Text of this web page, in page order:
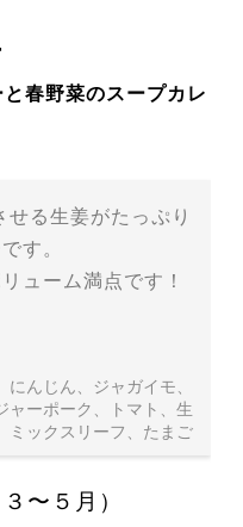
春野菜のスープカレ
る生姜がたっぷり
す。
ューム満点です！
んじん、ジャガイモ、
ャーポーク、トマト、生
ミックスリーフ、たまご
３〜５月）